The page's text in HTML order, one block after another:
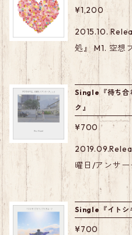
¥1,200
2015.10.
処』 M1. 空想プラネタリウム M2. 願い事 M3.
僕なりの伝え
マシントラベル
Single『待ち合
ク』
¥700
曜日/アンサーチェック
日曜日 M2. ア
Single『イトシ
¥700